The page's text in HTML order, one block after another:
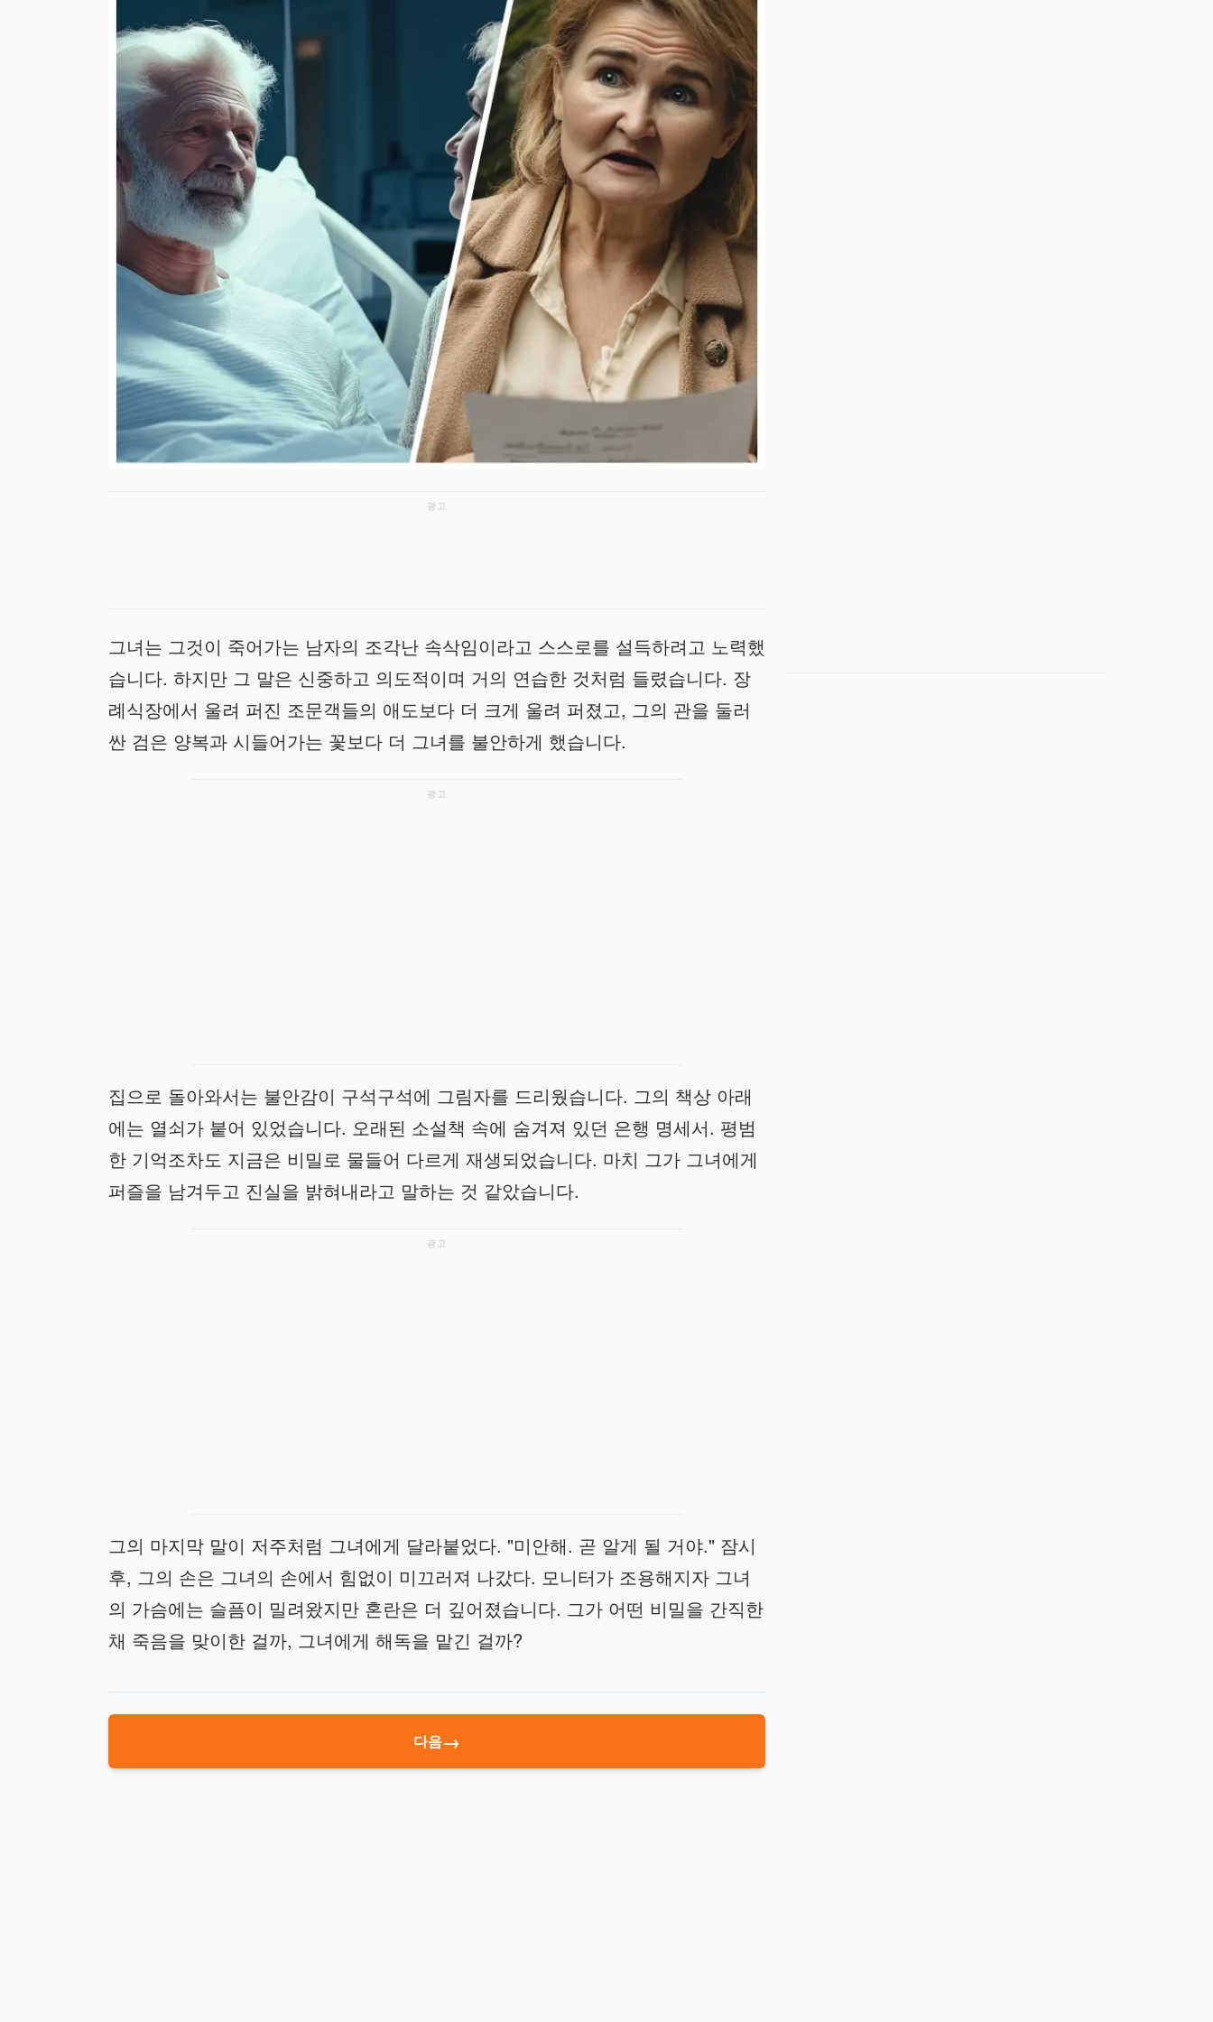
광고
그녀는 그것이 죽어가는 남자의 조각난 속삭임이라고 스스로를 설득하려고 노력했
습니다. 하지만 그 말은 신중하고 의도적이며 거의 연습한 것처럼 들렸습니다. 장
례식장에서 울려 퍼진 조문객들의 애도보다 더 크게 울려 퍼졌고, 그의 관을 둘러
싼 검은 양복과 시들어가는 꽃보다 더 그녀를 불안하게 했습니다.
광고
집으로 돌아와서는 불안감이 구석구석에 그림자를 드리웠습니다. 그의 책상 아래
에는 열쇠가 붙어 있었습니다. 오래된 소설책 속에 숨겨져 있던 은행 명세서. 평범
한 기억조차도 지금은 비밀로 물들어 다르게 재생되었습니다. 마치 그가 그녀에게
퍼즐을 남겨두고 진실을 밝혀내라고 말하는 것 같았습니다.
광고
그의 마지막 말이 저주처럼 그녀에게 달라붙었다. "미안해. 곧 알게 될 거야." 잠시
후, 그의 손은 그녀의 손에서 힘없이 미끄러져 나갔다. 모니터가 조용해지자 그녀
의 가슴에는 슬픔이 밀려왔지만 혼란은 더 깊어졌습니다. 그가 어떤 비밀을 간직한
채 죽음을 맞이한 걸까, 그녀에게 해독을 맡긴 걸까?
다음→